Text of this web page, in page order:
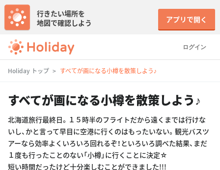
ログイン
行きたい場所を
地図で確認しよう
アプリで開く
Holiday トップ すべてが画になる小樽を散策しよう♪
すべてが画になる小樽を散策しよう♪
北海道旅行最終日。１５時半のフライトだから遠くまでは行けな
いし、かと言って早目に空港に行くのはもったいない。観光バスツ
アーなら効率よくいろいろ回れるぞ！といろいろ調べた結果、まだ
１度も行ったことのない「小樽」に行くことに決定☆
短い時間だったけど十分楽しむことができました!!!